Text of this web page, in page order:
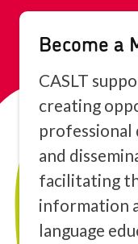
Become a
CASLT
creating
and
facilitating
information
language